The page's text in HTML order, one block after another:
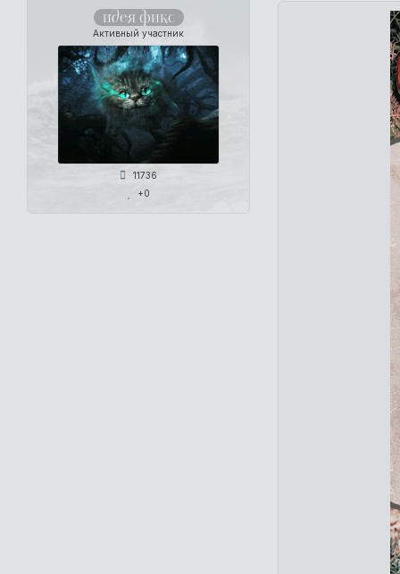
идея фикс
Активный участник
11736
+0